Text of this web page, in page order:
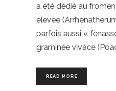
a été dédié au
élevée
parfois aussi «
graminée vivace
READ MORE